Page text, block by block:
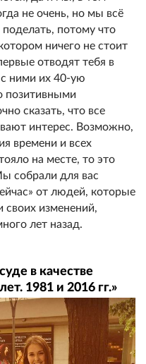
не очень, но мы всё
потому что
ничего не стоит
отводят тебя в
ними их 40-ую
позитивными
сказать, что все
интерес. Возможно,
времени и всех
на месте, то это
собрали для вас
от людей, которые
своих изменений,
лет назад.
в качестве
1981 и 2016 гг.»